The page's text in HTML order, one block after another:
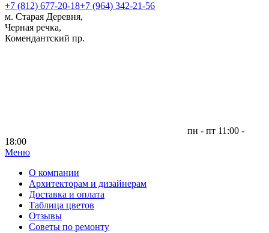
+7 (812) 677-20-18+7 (964) 342-21-56
м. Старая Деревня,
Черная речка,
Комендантский пр.
пн - пт 11:00 -
18:00
Меню|
О компании
Архитекторам и дизайнерам
Доставка и оплата
Таблица цветов
Отзывы
Советы по ремонту